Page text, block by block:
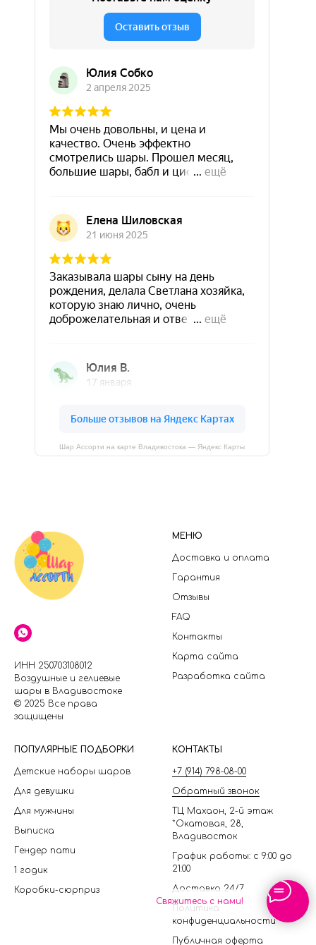
Свяжитесь с нами!
Шар Ассорти на карте Владивостока — Яндекс Карты
ИНН 250703108012
Воздушные и гелиевые
шары в Владивостоке
© 2025 Все права
защищены
МЕНЮ
Доставка и оплата
Гарантия
Отзывы
FAQ
Контакты
Карта сайта
Разработка сайта
ПОПУЛЯРНЫЕ ПОДБОРКИ
Детские наборы шаров
Для девушки
Для мужчины
Выписка
Гендер пати
1 годик
Коробки-сюрприз
КОНТАКТЫ
+7 (914) 798-08-00
Обратный звонок
ТЦ Махаон, 2-й этаж
*Окатовая, 28,
Владивосток
График работы: с 9:00 до
21:00
Доставка 24/7
Политика
конфиденциальности
Публичная оферта